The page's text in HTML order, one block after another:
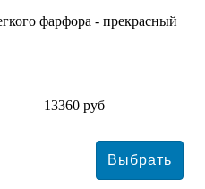
фарфора - прекрасный
13360 руб